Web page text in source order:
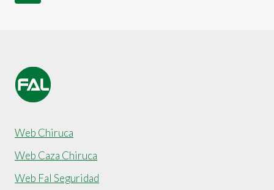
Web Chiruca
Web Caza Chiruca
Web Fal Seguridad